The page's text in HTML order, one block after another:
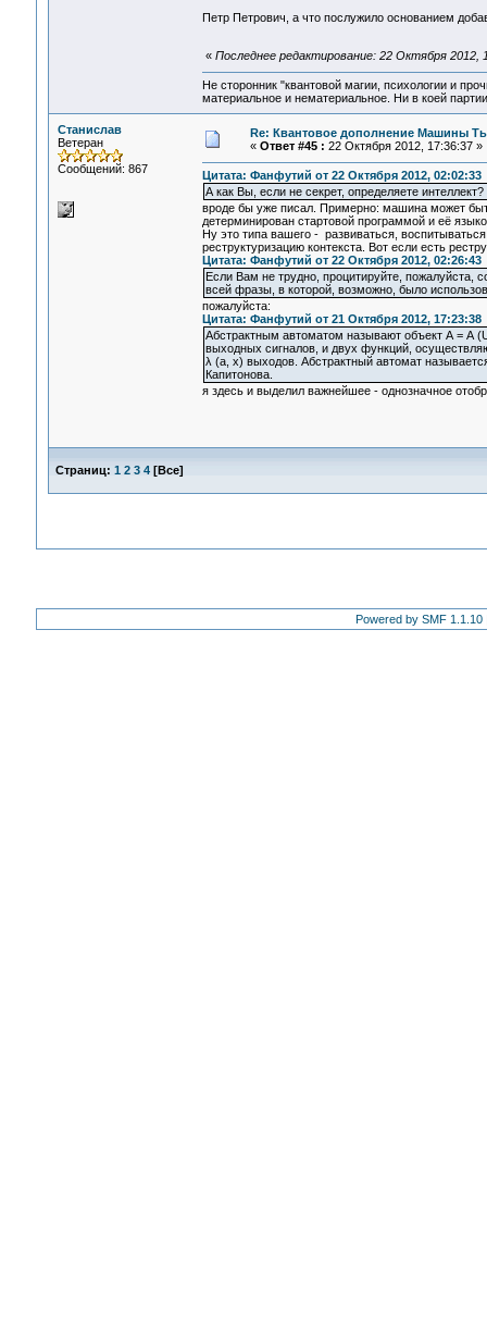
Петр Петрович, а что послужило основанием
« Последнее редактирование: 22 Октября 2012,
Не сторонник "квантовой магии, психологии и
материальное и нематериальное. Ни в коей
Станислав
Ветеран
Сообщений: 867
Re: Квантовое дополнение Машины
« Ответ #45 : 22 Октября 2012, 17:36:37 »
Цитата: Фанфутий от 22 Октября 2012, 02:02:33
А как Вы, если не секрет, определяете интеллект?
вроде бы уже писал. Примерно: машина может
детерминирован стартовой программой и её
Ну это типа вашего - развиваться,
реструктуризацию контекста. Вот если есть
Цитата: Фанфутий от 22 Октября 2012, 02:26:43
Если Вам не трудно, процитируйте, пожалуйста,
всей фразы, в которой, возможно, было
пожалуйста:
Цитата: Фанфутий от 21 Октября 2012, 17:23:38
Абстрактным автоматом называют объект А = А
выходных сигналов, и двух функций,
λ (а, x) выходов. Абстрактный автомат
Капитонова.
я здесь и выделил важнейшее - однозначное
Страниц: 1 2 3 4[Все]
Powered by SMF 1.1.10